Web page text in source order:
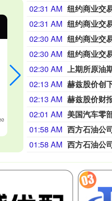
北证50
02:31 AM
02:31 AM
02:30 AM
02:30 AM
02:30 AM
02:13 AM 赫兹股价创
02:13 AM 赫兹股价财
02:01 AM 美国汽车零
01:58 AM
01:58 AM